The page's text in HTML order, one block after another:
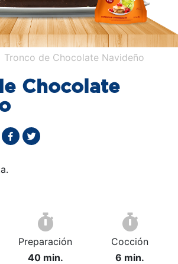
Tronco de Chocolate Navideño
Chocolate
Preparación
40 min.
Cocción
6 min.